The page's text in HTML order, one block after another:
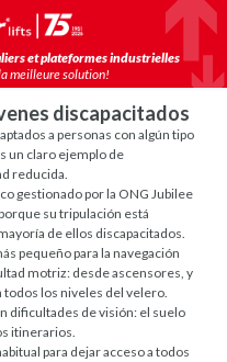
et plateformes industrielles
meilleure solution!
discapacitados
a personas con algún tipo
un claro ejemplo de
reducida.
gestionado por la ONG Jubilee
su tripulación está
de ellos discapacitados.
pequeño para la navegación
motriz: desde ascensores, y
todos los niveles del velero.
dificultades de visión: el suelo
itinerarios.
para dejar acceso a todos